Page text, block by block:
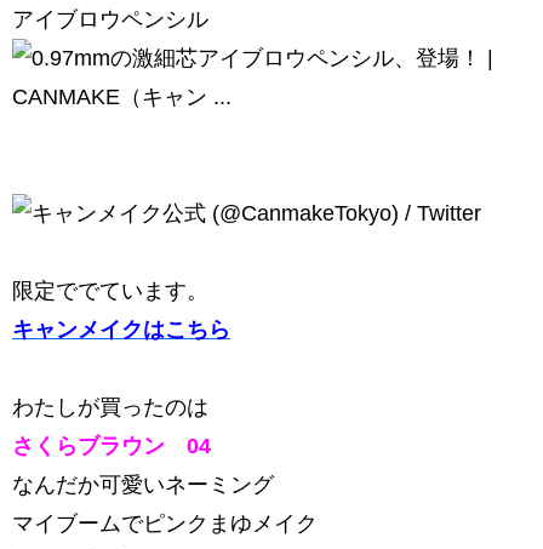
アイブロウペンシル
限定ででています。
キャンメイクはこちら
わたしが買ったのは
さくらブラウン 04
なんだか可愛いネーミング
マイブームでピンクまゆメイク